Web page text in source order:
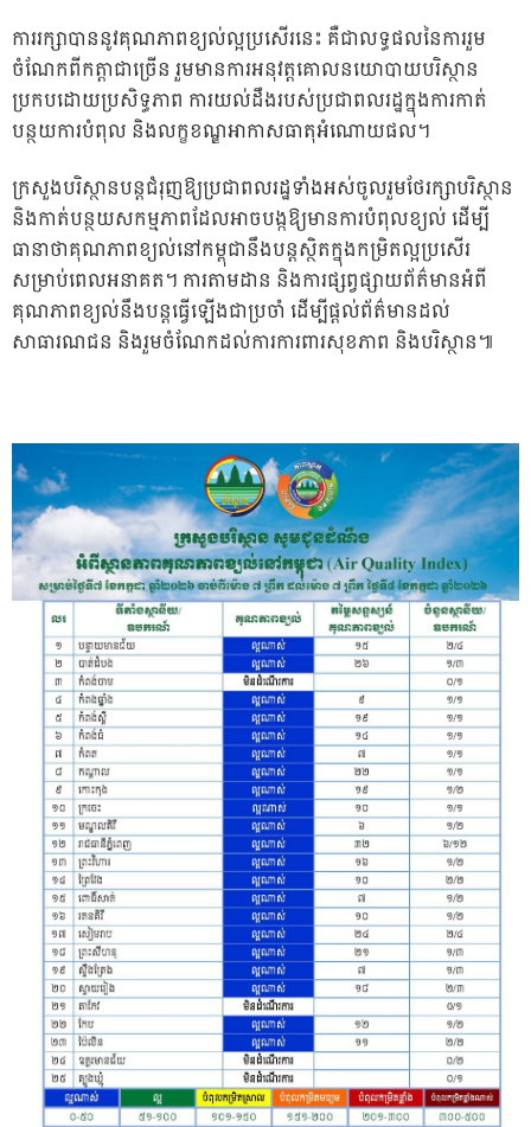
ការរក្សាបាននូវគុណភាពខ្យល់ល្អប្រសើរនេះ គឺជាលទ្ធផលនៃការរួម
ចំណែកពីកត្តាជាច្រើន រួមមានការអនុវត្តគោលនយោបាយបរិស្ថាន
ប្រកបដោយប្រសិទ្ធភាព ការយល់ដឹងរបស់ប្រជាពលរដ្ឋក្នុងការកាត់
បន្ថយការបំពុល និងលក្ខខណ្ឌអាកាសធាតុអំណោយផល។
ក្រសួងបរិស្ថានបន្តជំរុញឱ្យប្រជាពលរដ្ឋទាំងអស់ចូលរួមថែរក្សាបរិស្ថាន
និងកាត់បន្ថយសកម្មភាពដែលអាចបង្កឱ្យមានការបំពុលខ្យល់ ដើម្បី
ធានាថាគុណភាពខ្យល់នៅកម្ពុជានឹងបន្តស្ថិតក្នុងកម្រិតល្អប្រសើរ
សម្រាប់ពេលអនាគត។ ការតាមដាន និងការផ្សព្វផ្សាយព័ត៌មានអំពី
គុណភាពខ្យល់នឹងបន្តធ្វើឡើងជាប្រចាំ ដើម្បីផ្ដល់ព័ត៌មានដល់
សាធារណជន និងរួមចំណែកដល់ការការពារសុខភាព និងបរិស្ថាន៕